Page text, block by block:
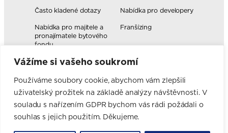
Vážíme si vašeho soukromí
Používáme soubory cookie, abychom vám zlepšili
uživatelský prožitek na základě analýzy návštěvnosti. V
souladu s nařízením GDPR bychom vás rádi požádali o
souhlas s jejich použitím. Děkujeme.
Často kladené dotazy
Nabídka pro developery
Nabídka pro majitele a
pronajímatele bytového
fondu
Franšízing
Volná pracovní místa
Blog
Novinky
Realizace kuchyní
Firemní hodnoty
Elektromobilita
Facebook
Instagram
YouTube
Pinterest
LinkedIn